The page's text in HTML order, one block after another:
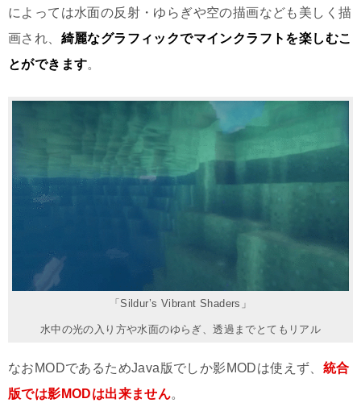
によっては水面の反射・ゆらぎや空の描画なども美しく描
画され、 綺麗なグラフィックでマインクラフトを楽しむこ
とができます。
「Sildur’s Vibrant Shaders」
水中の光の入り方や水面のゆらぎ、透過までとてもリアル
なおMODであるためJava版でしか影MODは使えず、 統合
版では影MODは出来ません。